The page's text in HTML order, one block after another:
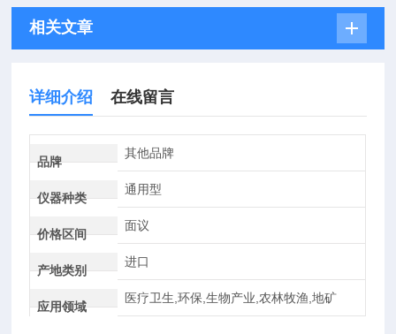
相关文章
详细介绍 在线留言
品牌
其他品牌
仪器种类
通用型
价格区间
面议
产地类别
进口
应用领域
医疗卫生,环保,生物产业,农林牧渔,地矿